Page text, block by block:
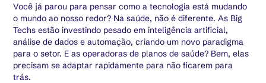
Você já parou para pensar como a tecnologia está mudando
o mundo ao nosso redor? Na saúde, não é diferente. As Big
Techs estão investindo pesado em inteligência artificial,
análise de dados e automação, criando um novo paradigma
para o setor. E as operadoras de planos de saúde? Bem, elas
precisam se adaptar rapidamente para não ficarem para
trás.